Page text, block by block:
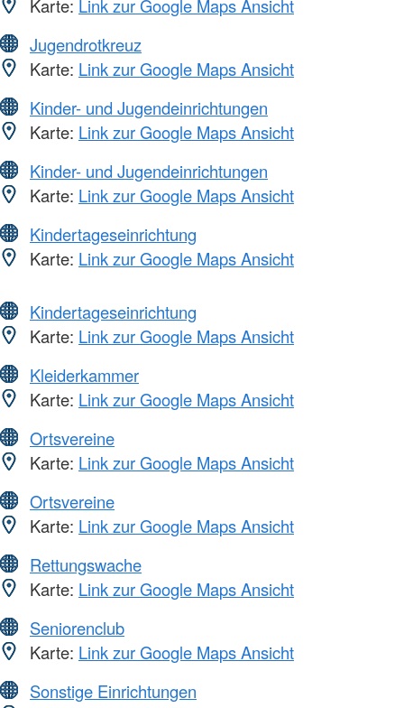
Karte: Link zur Google Maps Ansicht
Jugendrotkreuz
Karte: Link zur Google Maps Ansicht
Kinder- und Jugendeinrichtungen
Karte: Link zur Google Maps Ansicht
Kinder- und Jugendeinrichtungen
Karte: Link zur Google Maps Ansicht
Kindertageseinrichtung
Karte: Link zur Google Maps Ansicht
Kindertageseinrichtung
Karte: Link zur Google Maps Ansicht
Kleiderkammer
Karte: Link zur Google Maps Ansicht
Ortsvereine
Karte: Link zur Google Maps Ansicht
Ortsvereine
Karte: Link zur Google Maps Ansicht
Rettungswache
Karte: Link zur Google Maps Ansicht
Seniorenclub
Karte: Link zur Google Maps Ansicht
Sonstige Einrichtungen